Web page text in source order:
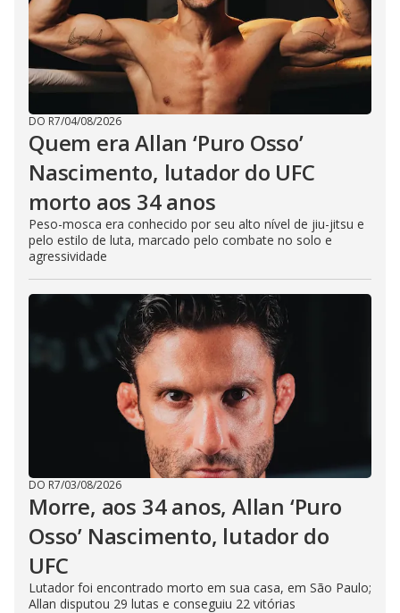
DO R7/04/08/2026
Quem era Allan ‘Puro Osso’
Nascimento, lutador do UFC
morto aos 34 anos
Peso-mosca era conhecido por seu alto nível de jiu-jitsu e
pelo estilo de luta, marcado pelo combate no solo e
agressividade
DO R7/03/08/2026
Morre, aos 34 anos, Allan ‘Puro
Osso’ Nascimento, lutador do
UFC
Lutador foi encontrado morto em sua casa, em São Paulo;
Allan disputou 29 lutas e conseguiu 22 vitórias